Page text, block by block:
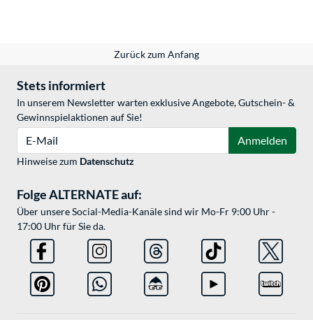
Zurück zum Anfang
Stets informiert
In unserem Newsletter warten exklusive Angebote, Gutschein- &
Gewinnspielaktionen auf Sie!
Anmelden
Hinweise zum Datenschutz
Folge ALTERNATE auf:
Über unsere Social-Media-Kanäle sind wir Mo-Fr 9:00 Uhr -
17:00 Uhr für Sie da.